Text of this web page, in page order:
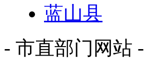
蓝山县
- 市直部门网站 -